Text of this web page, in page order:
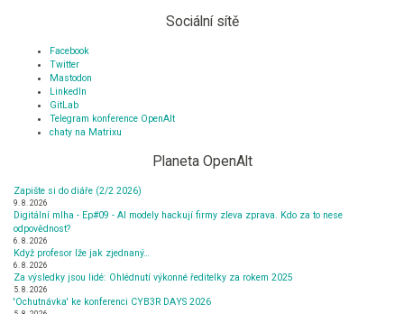
Sociální sítě
Facebook
Twitter
Mastodon
LinkedIn
GitLab
Telegram konference OpenAlt
chaty na Matrixu
Planeta OpenAlt
Zapište si do diáře (2/2 2026)
9. 8. 2026
Digitální mlha - Ep#09 - AI modely hackují firmy zleva zprava. Kdo za to nese
odpovědnost?
6. 8. 2026
Když profesor lže jak zjednaný…
6. 8. 2026
Za výsledky jsou lidé: Ohlédnutí výkonné ředitelky za rokem 2025
5. 8. 2026
'Ochutnávka' ke konferenci CYB3R DAYS 2026